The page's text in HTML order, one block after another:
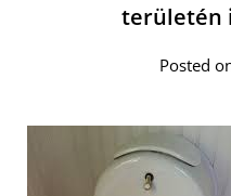
területén
Posted